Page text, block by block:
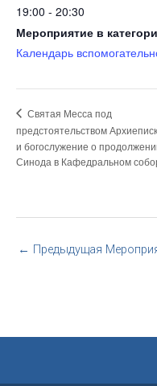
19:00 - 20:30
Мероприятие в
Календарь
Святая Месса под
предстоятельством
и богослужение о
Синода в Кафедральном
← Предыдущая